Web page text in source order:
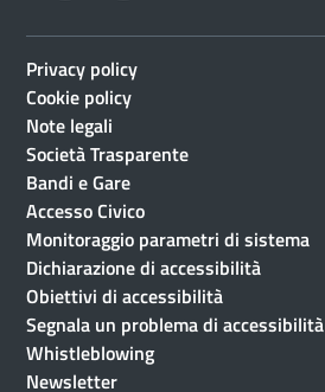
Privacy policy
Cookie policy
Note legali
Società Trasparente
Bandi e Gare
Accesso Civico
Monitoraggio parametri di sistema
Dichiarazione di accessibilità
Obiettivi di accessibilità
Segnala un problema di accessibilità
Whistleblowing
Newsletter